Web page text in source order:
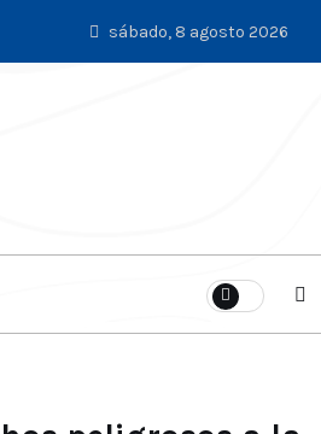
sábado, 8 agosto 2026